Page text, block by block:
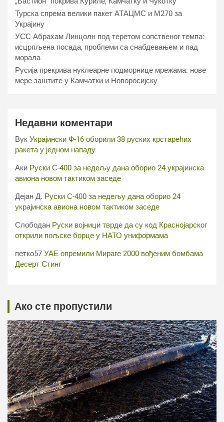
Турска спрема велики пакет АТАЦМС и М270 за
Украјину
УСС Абрахам Линцолн под теретом сопственог темпа:
исцрпљена посада, проблеми са снабдевањем и пад
морала
Русија прекрива нуклеарне подморнице мрежама: нове
мере заштите у Камчатки и Новоросијску
Недавни коментари
Вук Украјински Ф-16 оборили 38 руских крстарећих
ракета у једном нападу
Аки Руски С-400 за недељу дана оборио 24 украјинска
авиона новом тактиком заседе
Дејан Д. Руски С-400 за недељу дана оборио 24
украјинска авиона новом тактиком заседе
Слободан Руски војници тврде да су код Краснојарског
открили пољске борце у НАТО униформама
петко57 УАЕ опремили Мираге 2000 вођеним бомбама
Десерт Стинг
Ако сте пропустили